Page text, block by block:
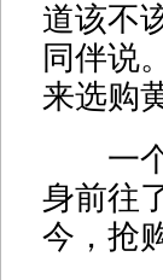
道该不
同伴说
来选购
一个
身前往
今，抢